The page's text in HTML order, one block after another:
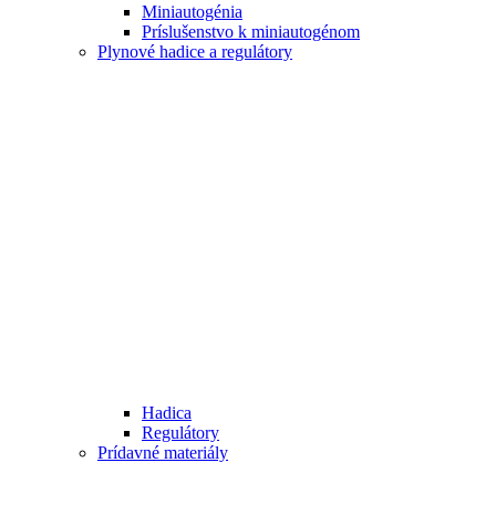
Miniautogénia
Príslušenstvo k miniautogénom
Plynové hadice a regulátory
Hadica
Regulátory
Prídavné materiály